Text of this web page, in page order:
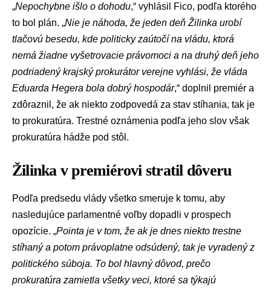
„Nepochybne išlo o dohodu,“ vyhlásil Fico, podľa ktorého
to bol plán. „Nie je náhoda, že jeden deň Žilinka urobí
tlačovú besedu, kde politicky zaútočí na vládu, ktorá
nemá žiadne vyšetrovacie právomoci a na druhý deň jeho
podriadený krajský prokurátor verejne vyhlási, že vláda
Eduarda Hegera bola dobrý hospodár,“ doplnil premiér a
zdôraznil, že ak niekto zodpovedá za stav stíhania, tak je
to prokuratúra. Trestné oznámenia podľa jeho slov však
prokuratúra hádže pod stôl.
Žilinka v premiérovi stratil dôveru
Podľa predsedu vlády všetko smeruje k tomu, aby
nasledujúce parlamentné voľby dopadli v prospech
opozície. „Pointa je v tom, že ak je dnes niekto trestne
stíhaný a potom právoplatne odsúdený, tak je vyradený z
politického súboja. To bol hlavný dôvod, prečo
prokuratúra zamietla všetky veci, ktoré sa týkajú